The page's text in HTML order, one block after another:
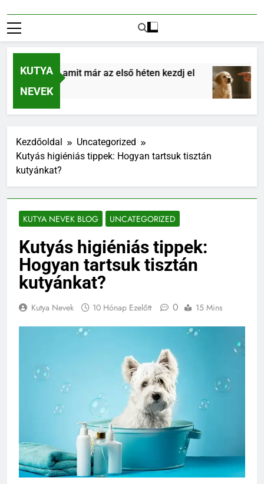
KUTYA
NEVEK
amit már az első héten kezdj el
Kezdőoldal
Uncategorized
Kutyás higiéniás tippek: Hogyan tartsuk tisztán
kutyánkat?
KUTYA NEVEK BLOG UNCATEGORIZED
Kutyás higiéniás tippek:
Hogyan tartsuk tisztán
kutyánkat?
Kutya Nevek 10 Hónap Ezelőtt 0 15 Mins